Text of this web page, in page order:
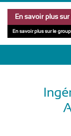
En savoir plus
En savoir plus sur le